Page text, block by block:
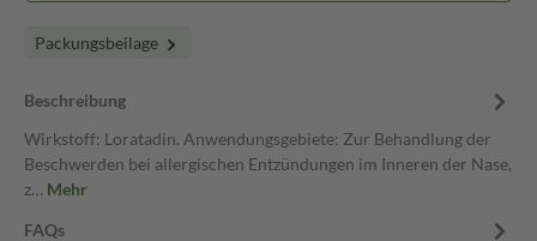
Packungsbeilage
Beschreibung
Wirkstoff: Loratadin. Anwendungsgebiete: Zur Behandlung der
Beschwerden bei allergischen Entzündungen im Inneren der Nase,
z… Mehr
FAQs